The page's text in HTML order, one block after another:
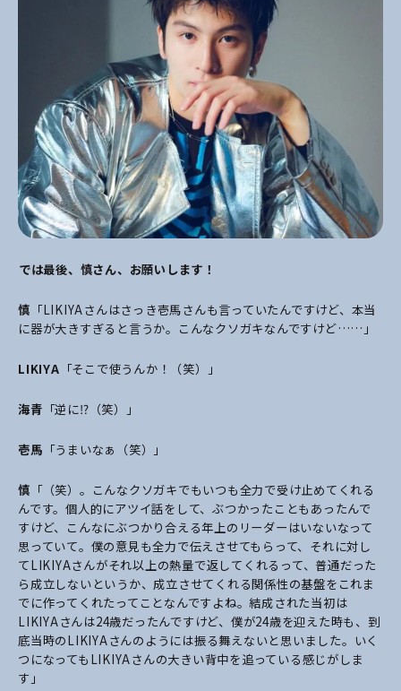
――では最後、慎さん、お願いします！
慎 「LIKIYAさんはさっき壱馬さんも言っていたんですけど、本当
に器が大きすぎると言うか。こんなクソガキなんですけど……」
LIKIYA 「そこで使うんか！（笑）」
海青 「逆に⁉︎（笑）」
壱馬 「うまいなぁ（笑）」
慎 「（笑）。こんなクソガキでもいつも全力で受け止めてくれる
んです。個人的にアツイ話をして、ぶつかったこともあったんで
すけど、こんなにぶつかり合える年上のリーダーはいないなって
思っていて。僕の意見も全力で伝えさせてもらって、それに対し
てLIKIYAさんがそれ以上の熱量で返してくれるって、普通だった
ら成立しないというか、成立させてくれる関係性の基盤をこれま
でに作ってくれたってことなんですよね。結成された当初は
LIKIYAさんは24歳だったんですけど、僕が24歳を迎えた時も、到
底当時のLIKIYAさんのようには振る舞えないと思いました。いく
つになってもLIKIYAさんの大きい背中を追っている感じがしま
す」